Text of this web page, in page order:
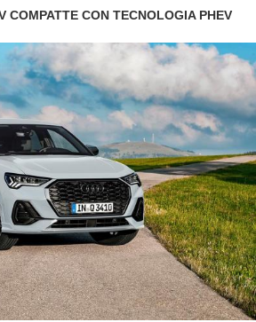
COMPATTE CON TECNOLOGIA PHEV